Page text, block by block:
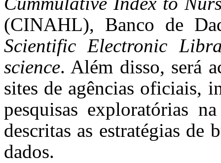
(CINAHL), Banco de
Scientific Electronic
science. Além disso, será
sites de agências oficiais,
pesquisas exploratórias
descritas as estratégias de
dados.